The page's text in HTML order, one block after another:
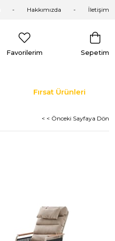
Hakkımızda İletişim
Sepetim
Favorilerim
Fırsat Ürünleri
< < Önceki Sayfaya Dön